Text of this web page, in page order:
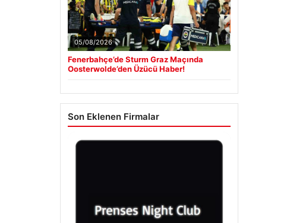
05/08/2026
Fenerbahçe’de Sturm Graz Maçında
Oosterwolde’den Üzücü Haber!
Son Eklenen Firmalar